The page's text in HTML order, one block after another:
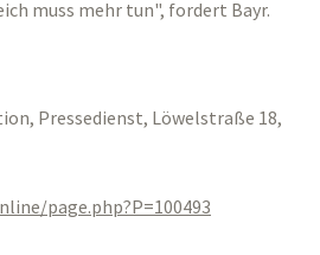
muss mehr tun", fordert Bayr.
Pressedienst, Löwelstraße 18,
page.php?P=100493